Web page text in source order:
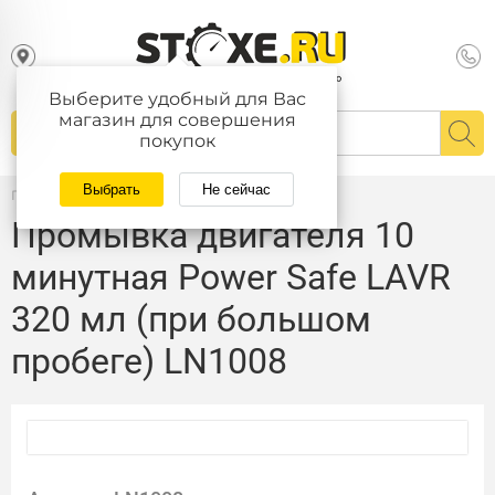
Выберите удобный для Вас
магазин для совершения
покупок
Выбрать Не сейчас
Главная / Каталог
Промывка двигателя 10
минутная Power Safe LAVR
320 мл (при большом
пробеге) LN1008